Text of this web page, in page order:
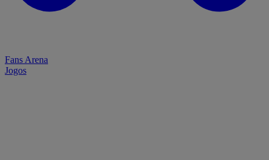
Fans Arena
Jogos